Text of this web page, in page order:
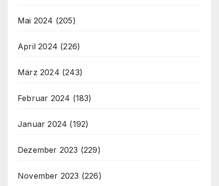
Mai 2024 (205)
April 2024 (226)
März 2024 (243)
Februar 2024 (183)
Januar 2024 (192)
Dezember 2023 (229)
November 2023 (226)